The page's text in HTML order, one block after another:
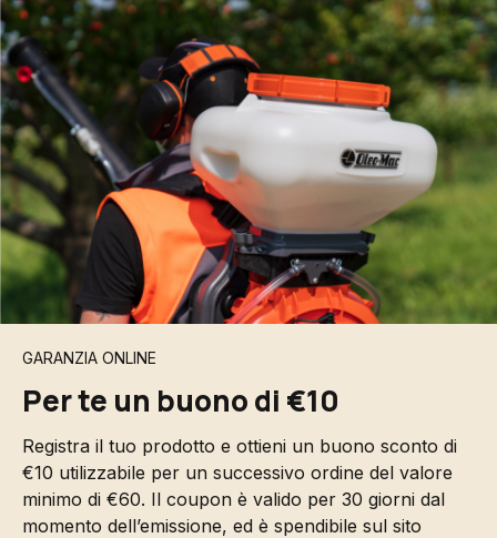
GARANZIA ONLINE
Per te un buono di €10
Registra il tuo prodotto e ottieni un buono sconto di
€10 utilizzabile per un successivo ordine del valore
minimo di €60. Il coupon è valido per 30 giorni dal
momento dell’emissione, ed è spendibile sul sito